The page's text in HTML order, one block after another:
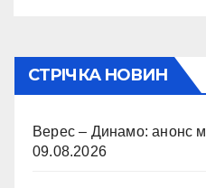
СТРІЧКА НОВИН
Верес – Динамо: анонс
09.08.2026